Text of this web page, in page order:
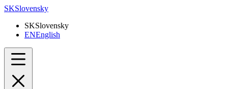
SKSlovensky
SKSlovensky
ENEnglish